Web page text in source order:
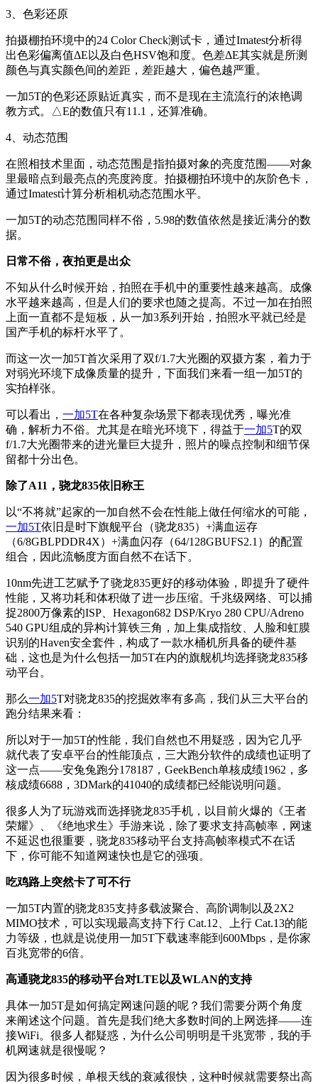
3、色彩还原
拍摄棚拍环境中的24 Color Check测试卡，通过Imatest分析得
出色彩偏离值ΔE以及白色HSV饱和度。色差ΔE其实就是所测
颜色与真实颜色间的差距，差距越大，偏色越严重。
一加5T的色彩还原贴近真实，而不是现在主流流行的浓艳调
教方式。△E的数值只有11.1，还算准确。
4、动态范围
在照相技术里面，动态范围是指拍摄对象的亮度范围——对象
里最暗点到最亮点的亮度跨度。拍摄棚拍环境中的灰阶色卡，
通过Imatest计算分析相机动态范围水平。
一加5T的动态范围同样不俗，5.98的数值依然是接近满分的数
据。
日常不俗，夜拍更是出众
不知从什么时候开始，拍照在手机中的重要性越来越高。成像
水平越来越高，但是人们的要求也随之提高。不过一加在拍照
上面一直都不是短板，从一加3系列开始，拍照水平就已经是
国产手机的标杆水平了。
而这一次一加5T首次采用了双f/1.7大光圈的双摄方案，着力于
对弱光环境下成像质量的提升，下面我们来看一组一加5T的
实拍样张。
可以看出， 一加5T在各种复杂场景下都表现优秀，曝光准
确，解析力不俗。尤其是在暗光环境下，得益于一加5T的双
f/1.7大光圈带来的进光量巨大提升，照片的噪点控制和细节保
留都十分出色。
除了A11，骁龙835依旧称王
以“不将就”起家的一加自然不会在性能上做任何缩水的可能，
一加5T依旧是时下旗舰平台（骁龙835）+满血运存
（6/8GBLPDDR4X）+满血闪存（64/128GBUFS2.1）的配置
组合，因此流畅度方面自然不在话下。
10nm先进工艺赋予了骁龙835更好的移动体验，即提升了硬件
性能，又将功耗和体积做了进一步压缩。千兆级网络、可以捕
捉2800万像素的ISP、Hexagon682 DSP/Kryo 280 CPU/Adreno
540 GPU组成的异构计算铁三角，加上集成指纹、人脸和虹膜
识别的Haven安全套件，构成了一款水桶机所具备的硬件基
础，这也是为什么包括一加5T在内的旗舰机均选择骁龙835移
动平台。
那么一加5T对骁龙835的挖掘效率有多高，我们从三大平台的
跑分结果来看：
所以对于一加5T的性能，我们自然也不用疑惑，因为它几乎
就代表了安卓平台的性能顶点，三大跑分软件的成绩也证明了
这一点——安兔兔跑分178187，GeekBench单核成绩1962，多
核成绩6688，3DMark的41040的成绩都已经能说明问题。
很多人为了玩游戏而选择骁龙835手机，以目前火爆的《王者
荣耀》、《绝地求生》手游来说，除了要求支持高帧率，网速
不延迟也很重要，骁龙835移动平台支持高帧率模式不在话
下，你可能不知道网速快也是它的强项。
吃鸡路上突然卡了可不行
一加5T内置的骁龙835支持多载波聚合、高阶调制以及2X2
MIMO技术，可以实现最高支持下行 Cat.12、上行 Cat.13的能
力等级，也就是说使用一加5T下载速率能到600Mbps，是你家
百兆宽带的6倍。
高通骁龙835的移动平台对LTE以及WLAN的支持
具体一加5T是如何搞定网速问题的呢？我们需要分两个角度
来阐述这个问题。首先是我们绝大多数时间的上网选择——连
接WiFi。很多人都疑惑，为什么公司明明是千兆宽带，我的手
机网速就是很慢呢？
因为很多时候，单根天线的衰减很快，这种时候就需要祭出高